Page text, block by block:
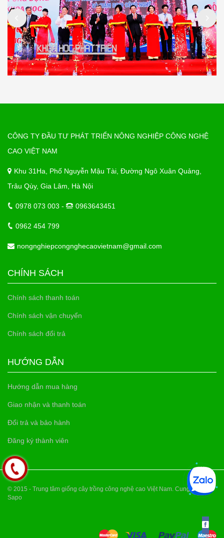
GIỐNG THANH MAI
CÔNG TY ĐẦU TƯ PHÁT TRIỂN NÔNG NGHIỆP CÔNG NGHỆ
CAO VIỆT NAM
Khu 31Ha, Phố Nguyễn Mậu Tài, Đường Ngô Xuân Quảng,
Trâu Qùy, Gia Lâm, Hà Nội
0978 073 003 - 0963643451
0962 454 799
nongnghiepcongnghecaovietnam@gmail.com
CHÍNH SÁCH
Chính sách thanh toán
Chính sách vận chuyển
Chính sách đổi trả
HƯỚNG DẪN
Hướng dẫn mua hàng
Giao nhận và thanh toán
Đổi trả và bảo hành
Đăng ký thành viên
© 2015 - Trung tâm giống cây trồng công nghệ cao Việt Nam. Cung cấp bởi
Sapo